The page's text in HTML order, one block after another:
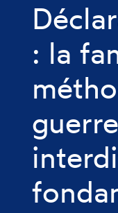
: la